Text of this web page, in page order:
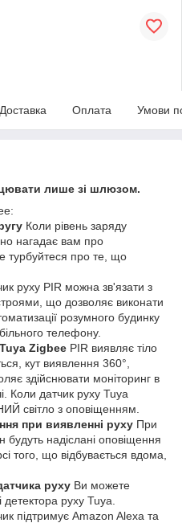
Доставка Оплата Умови
лише зі шлюзом.
Коли рівень заряду
нагадає вам про
турбуйтеся про те, що
руху PIR можна зв'язати з
що дозволяє виконати
розумного будинку
телефону.
Zigbee PIR виявляє тіло
кут виявлення 360°,
здійснювати моніторинг в
Коли датчик руху Tuya
світло з оповіщенням.
при виявленні руху При
надіслані оповіщення
того, що відбувається вдома,
руху Ви можете
детектора руху Tuya.
підтримує Amazon Alexa та